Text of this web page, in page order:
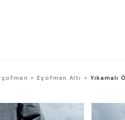
Eşofman Altı Yıkamalı